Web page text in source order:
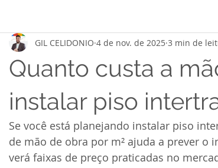
Quanto custa a
instalar piso
GIL CELIDONIO 4 de nov. de 2025 3 min de
Se você está planejando instalar piso
de mão de obra por m² ajuda a prever o
verá faixas de preço praticadas no